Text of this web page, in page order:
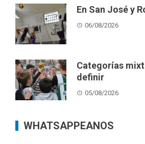
En San José y
06/08/2026
Categorías
definir
05/08/2026
WHATSAPPEANOS